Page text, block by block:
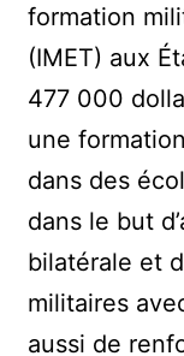
formation
(IMET) aux
477 000
une
dans des
dans le but
bilatérale et
militaires
aussi de